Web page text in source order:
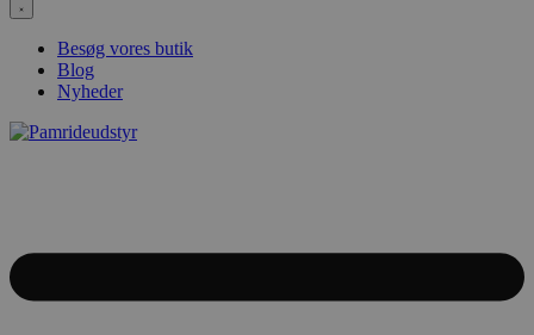
Besøg vores butik
Blog
Nyheder